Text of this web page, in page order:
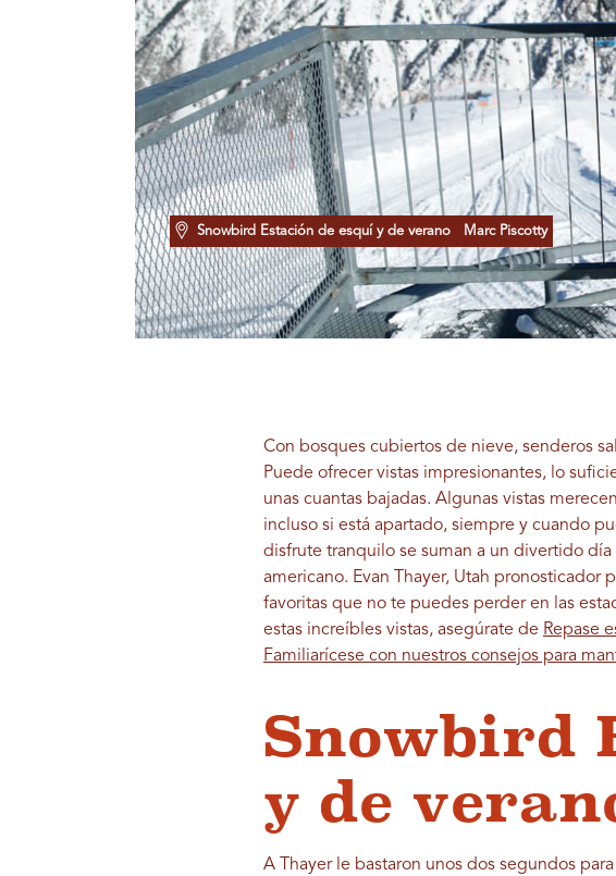
Snowbird Estación de esquí y de verano Marc Piscotty
Con bosques cubiertos de nieve, senderos
Puede ofrecer vistas impresionantes, lo
unas cuantas bajadas. Algunas vistas
incluso si está apartado, siempre y cuando
disfrute tranquilo se suman a un divertido
americano. Evan Thayer, Utah pronosticador
favoritas que no te puedes perder en las
estas increíbles vistas, asegúrate de Repase
Familiarícese con nuestros consejos para
Snowbird
y de
A Thayer le bastaron unos dos segundos